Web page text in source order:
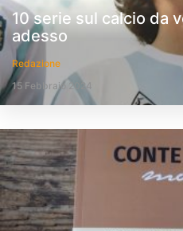
10 serie sul calcio da
adesso
Redazione
15 Febbraio 2024